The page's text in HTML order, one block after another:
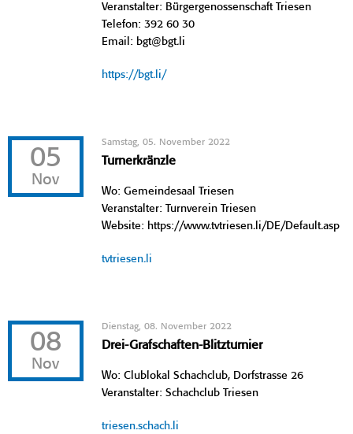
Veranstalter: Bürgergenossenschaft Triesen
Telefon: 392 60 30
Email: bgt@bgt.li
https://bgt.li/
05
Nov
Samstag, 05. November 2022
Turnerkränzle
Wo: Gemeindesaal Triesen
Veranstalter: Turnverein Triesen
Website: https://www.tvtriesen.li/DE/Default.asp
tvtriesen.li
08
Nov
Dienstag, 08. November 2022
Drei-Grafschaften-Blitzturnier
Wo: Clublokal Schachclub, Dorfstrasse 26
Veranstalter: Schachclub Triesen
triesen.schach.li